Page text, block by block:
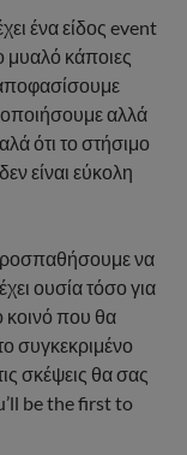
ένα είδος event
μυαλό κάποιες
αποφασίσουμε
αλλά
ότι το στήσιμο
είναι εύκολη
να
ουσία τόσο για
κοινό που θα
συγκεκριμένο
σκέψεις θα σας
be the first to